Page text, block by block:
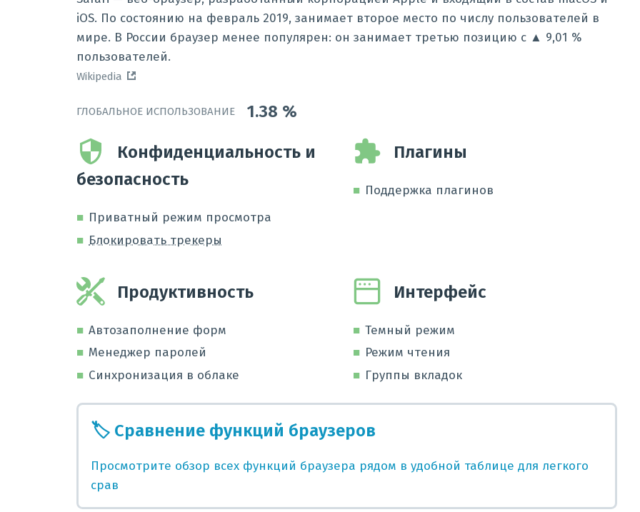
iOS. По состоянию на февраль 2019, занимает второе место по числу пользователей в
мире. В России браузер менее популярен: он занимает третью позицию c ▲ 9,01 %
пользователей.
Wikipedia
ГЛОБАЛЬНОЕ ИСПОЛЬЗОВАНИЕ 1.38 %
Конфиденциальность и
безопасность
Приватный режим просмотра
Блокировать трекеры
Плагины
Поддержка плагинов
Продуктивность
Автозаполнение форм
Менеджер паролей
Синхронизация в облаке
Интерфейс
Темный режим
Режим чтения
Группы вкладок
🏷️ Сравнение функций браузеров
Просмотрите обзор всех функций браузера рядом в удобной таблице для легкого
срав